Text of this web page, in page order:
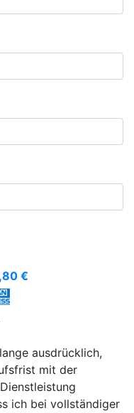
€
ausdrücklich,
mit der
ich bei vollständiger